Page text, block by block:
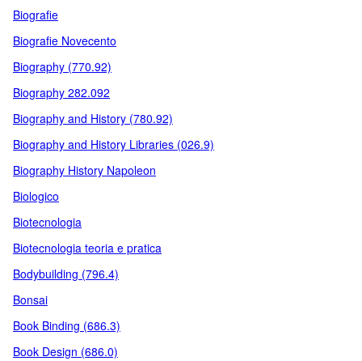
Biografie
Biografie Novecento
Biography (770.92)
Biography 282.092
Biography and History (780.92)
Biography and History Libraries (026.9)
Biography History Napoleon
Biologico
Biotecnologia
Biotecnologia teoria e pratica
Bodybuilding (796.4)
Bonsai
Book Binding (686.3)
Book Design (686.0)